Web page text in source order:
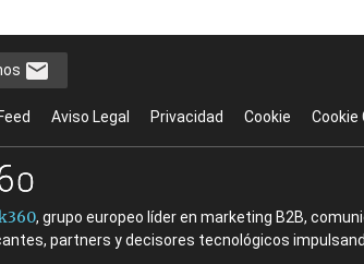
Aviso Legal Privacidad Cookie Cookie
, grupo europeo líder en marketing B2B,
partners y decisores tecnológicos